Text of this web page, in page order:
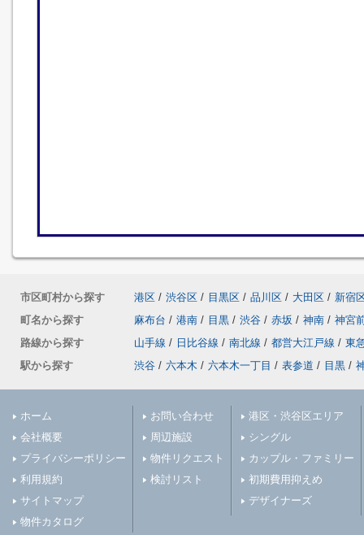
市区町村から探す 港区 / 渋谷区 / 目黒区 / 品川区 / 大田区 / 新宿
町名から探す
麻布台 / 港南 / 目黒 / 渋谷 / 赤坂 / 神南 / 神宮
路線から探す
山手線 / 日比谷線 / 南北線 / 都営大江戸線 / 東
駅から探す
渋谷 / 六本木 / 六本木一丁目 / 表参道 / 目黒 /
ホーム
会社概要
プライバシーポリシー
利用規約
サイトマップ
物件カタログ
お問い合わせ
周辺施設
物件リクエスト
検討リスト
港区・渋谷区エリア
シングル
カップル・ファミリー
初期費用抑えめ
デザイナーズ